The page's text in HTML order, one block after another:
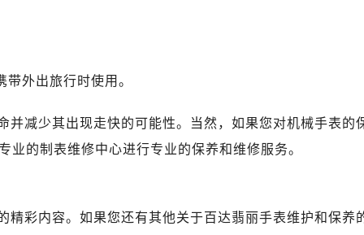
服务中心（需提前预约）
心（需提前预约）
心（需提前预约）
心（需提前预约）
外出旅行时使用。
并减少其出现走快的可能性。当然，如果您对机械手表的
的制表维修中心进行专业的保养和维修服务。
精彩内容。如果您还有其他关于百达翡丽手表维护和保养